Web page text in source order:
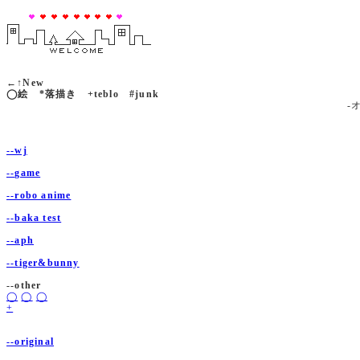
←↑New
◯絵 *落描き +teblo #junk
-
--wj
--game
--robo anime
--baka test
--aph
--tiger&bunny
--other
◯ ◯ ◯
+
--original